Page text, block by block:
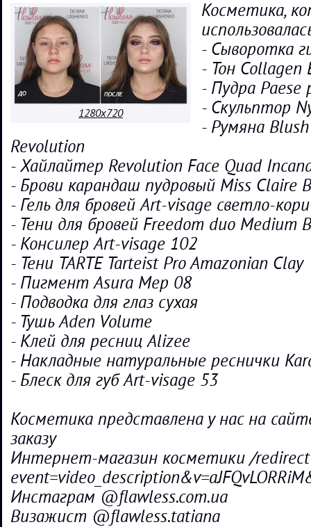
1280x720
Косметика,
- Сыворотка
- Тон Collagen
- Пудра Paese
- Скульптор
- Румяна
Revolution
- Хайлайтер Revolution Face Quad
- Брови карандаш пудровый Miss Claire
- Гель для бровей Art-visage светло-
- Тени для бровей Freedom duo Medium
- Консилер Art-visage 102
- Тени TARTE Tarteist Pro Amazonian Clay
- Пигмент Asura Mep 08
- Подводка для глаз сухая
- Тушь Aden Volume
- Клей для ресниц Alizee
- Накладные натуральные реснички
- Блеск для губ Art-visage 53
Косметика представлена у нас на
заказу
Интернет-магазин косметики /
Инстаграм @flawless.com.ua
Визажист @flawless.tatiana